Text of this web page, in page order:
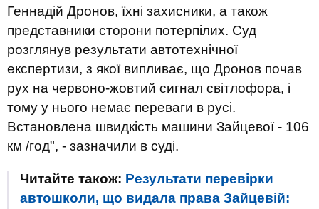
Геннадій Дронов, їхні захисники, а також
представники сторони потерпілих. Суд
розглянув результати автотехнічної
експертизи, з якої випливає, що Дронов почав
рух на червоно-жовтий сигнал світлофора, і
тому у нього немає переваги в русі.
Встановлена швидкість машини Зайцевої - 106
км /год", - зазначили в суді.
Читайте також: Результати перевірки
автошколи, що видала права Зайцевій: